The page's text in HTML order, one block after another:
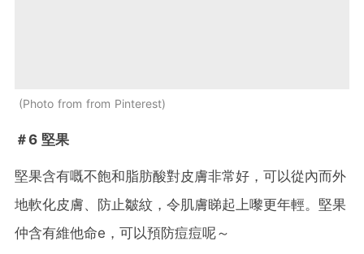
Photo from from Pinterest
＃6 堅果
堅果含有嘅不飽和脂肪酸對皮膚非常好，可以從內而外
地軟化皮膚、防止皺紋，令肌膚睇起上嚟更年輕。堅果
仲含有維他命e，可以預防痘痘呢～